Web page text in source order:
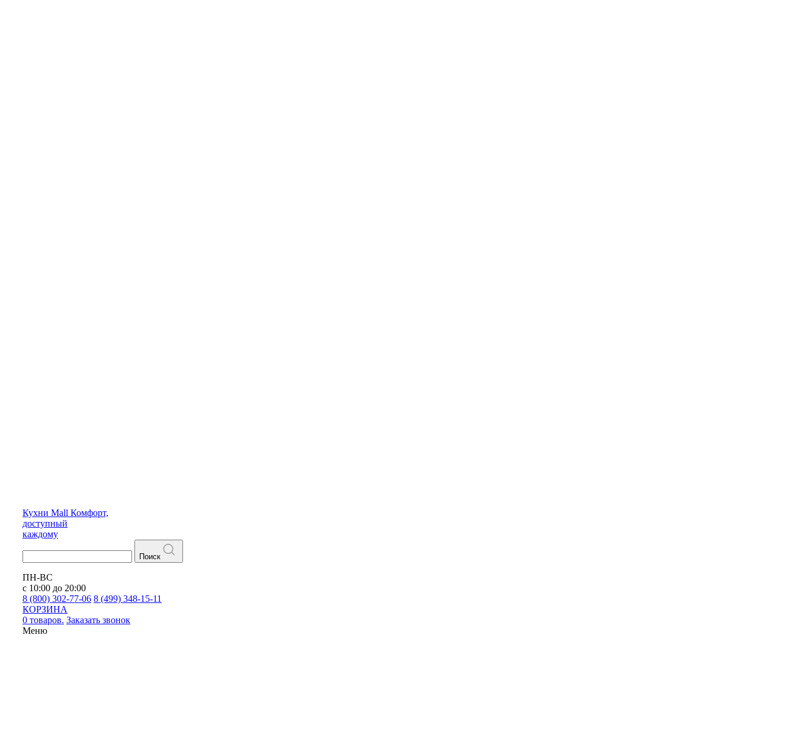
Кухни Mall Комфорт,
доступный
каждому
Поиск
ПН-ВС
с 10:00 до 20:00
8 (800) 302-77-06 8 (499) 348-15-11
КОРЗИНА
0 товаров. Заказать звонок
Меню